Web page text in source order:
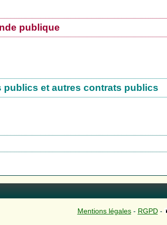
publique
et autres contrats publics
Mentions légales- RGPD-